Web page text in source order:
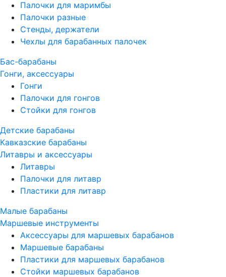
Палочки для маримбы
Палочки разные
Стенды, держатели
Чехлы для барабанных палочек
Бас-барабаны
Гонги, аксессуары
Гонги
Палочки для гонгов
Стойки для гонгов
Детские барабаны
Кавказские барабаны
Литавры и аксессуары
Литавры
Палочки для литавр
Пластики для литавр
Малые барабаны
Маршевые инструменты
Аксессуары для маршевых барабанов
Маршевые барабаны
Пластики для маршевых барабанов
Стойки маршевых барабанов